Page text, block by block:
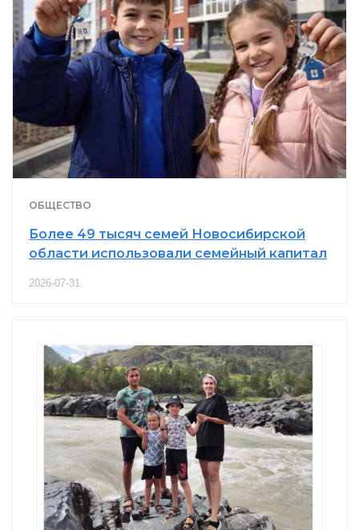
ОБЩЕСТВО
Более 49 тысяч семей Новосибирской
области использовали семейный капитал
2026-07-31